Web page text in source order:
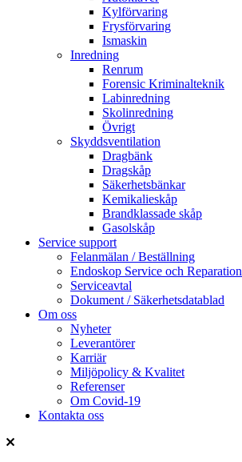
Kylförvaring
Frysförvaring
Ismaskin
Inredning
Renrum
Forensic Kriminalteknik
Labinredning
Skolinredning
Övrigt
Skyddsventilation
Dragbänk
Dragskåp
Säkerhetsbänkar
Kemikalieskåp
Brandklassade skåp
Gasolskåp
Service support
Felanmälan / Beställning
Endoskop Service och Reparation
Serviceavtal
Dokument / Säkerhetsdatablad
Om oss
Nyheter
Leverantörer
Karriär
Miljöpolicy & Kvalitet
Referenser
Om Covid-19
Kontakta oss